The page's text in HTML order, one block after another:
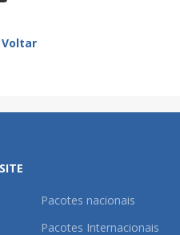
Voltar
Pacotes nacionais
Pacotes Internacionais